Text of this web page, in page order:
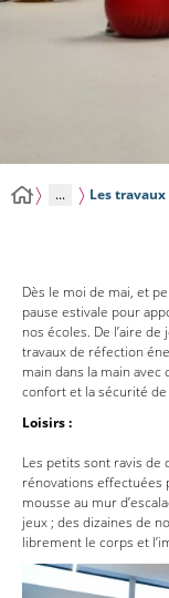
... Les travaux
Dès le moi de mai, et
pause estivale pour
nos écoles. De l’aire
travaux de réfection
main dans la main
confort et la sécurité
Loisirs :
Les petits sont ravis
rénovations effectuées
mousse au mur
jeux ; des dizaines de
librement le corps et